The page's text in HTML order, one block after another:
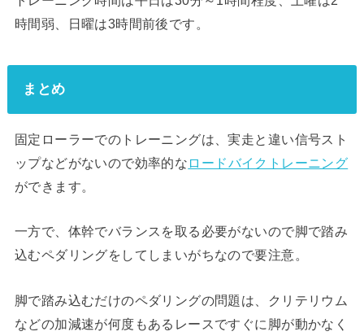
時間弱、日曜は3時間前後です。
まとめ
固定ローラーでのトレーニングは、実走と違い信号スト
ップなどがないので効率的な ロードバイクトレーニング
ができます。
一方で、体幹でバランスを取る必要がないので脚で踏み
込むペダリングをしてしまいがちなので要注意。
脚で踏み込むだけのペダリングの問題は、クリテリウム
などの加減速が何度もあるレースですぐに脚が動かなく